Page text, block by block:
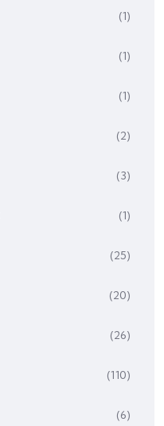
(1)
(1)
(1)
(2)
(3)
(1)
(25)
(20)
(26)
(110)
(6)